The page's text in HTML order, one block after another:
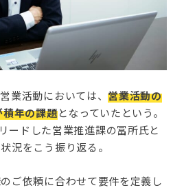
業活動においては、営業活動の
積年の課題となっていたという。
ドした営業推進課の冨所氏と
況をこう振り返る。
ご依頼に合わせて要件を定義し